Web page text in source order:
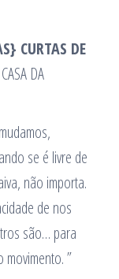
CURTAS DE
DA
se é livre de
não importa.
de nos
são… para
movimento. ”